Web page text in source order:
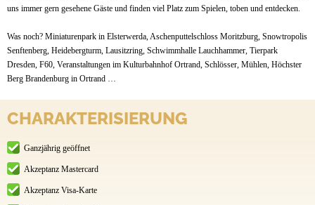
uns immer gern gesehene Gäste und finden viel Platz zum Spielen, toben und entdecken.
Was noch? Miniaturenpark in Elsterwerda, Aschenputtelschloss Moritzburg, Snowtropolis
Senftenberg, Heidebergturm, Lausitzring, Schwimmhalle Lauchhammer, Tierpark
Dresden, F60, Veranstaltungen im Kulturbahnhof Ortrand, Schlösser, Mühlen, Höchster
Berg Brandenburg in Ortrand …
CHARAKTERISIERUNG
Ganzjährig geöffnet
Akzeptanz Mastercard
Akzeptanz Visa-Karte